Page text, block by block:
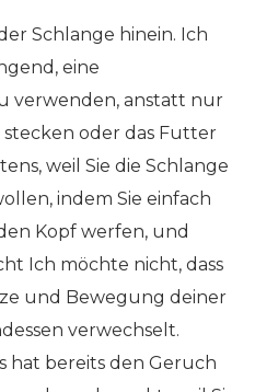
Schlange hinein. Ich
eine
verwenden, anstatt nur
oder das Futter
weil Sie die Schlange
indem Sie einfach
Kopf werfen, und
Ich möchte nicht, dass
und Bewegung deiner
verwechselt.
hat bereits den Geruch